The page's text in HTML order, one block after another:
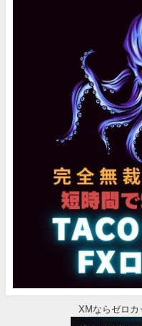
XMならゼロカ